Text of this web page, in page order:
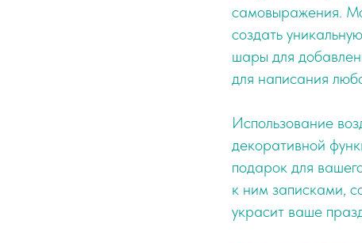
самовыражения.
создать
шары для
для написания
Использование
декоративной
подарок для
к ним записками,
украсит ваше